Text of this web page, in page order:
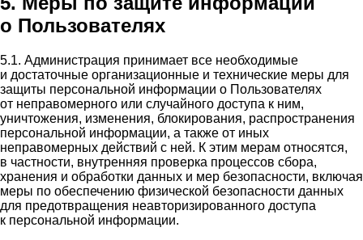
о Пользователях
5.1. Администрация принимает все необходимые
и достаточные организационные и технические меры для
защиты персональной информации о Пользователях
от неправомерного или случайного доступа к ним,
уничтожения, изменения, блокирования, распространения
персональной информации, а также от иных
неправомерных действий с ней. К этим мерам относятся,
в частности, внутренняя проверка процессов сбора,
хранения и обработки данных и мер безопасности, включая
меры по обеспечению физической безопасности данных
для предотвращения неавторизированного доступа
к персональной информации.